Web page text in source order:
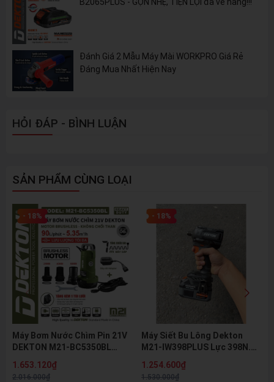
B2065PLUS - GỌN NHẸ, TIỆN LỢI đã về hàng!!!
Đánh Giá 2 Mẫu Máy Mài WORKPRO Giá Rẻ
Đáng Mua Nhất Hiện Nay
HỎI ĐÁP - BÌNH LUẬN
SẢN PHẨM CÙNG LOẠI
- 18%
Máy Bơm Nước Chìm Pin 21V
DEKTON M21-BC5350BL
5.35m³/h
1.653.120₫
2.016.000₫
- 18%
Máy Siết Bu Lông Dekton
M21-IW398PLUS Lực 398N.m
1.254.600₫
1.530.000₫